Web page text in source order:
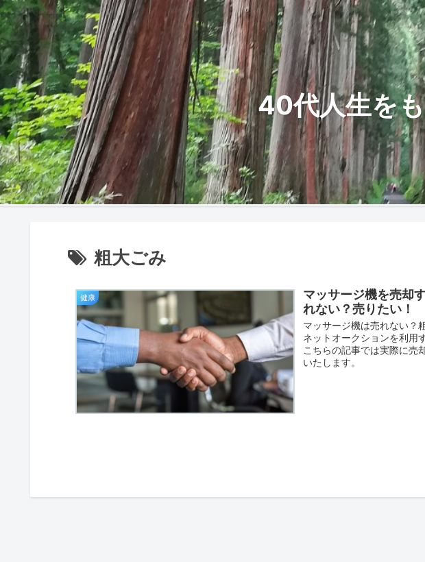
40代人生を
粗大ごみ
健康
マッサージ機を売却
れない？売りたい！
マッサージ機は売れない？
ネットオークションを利用
こちらの記事では実際に売
いたします。